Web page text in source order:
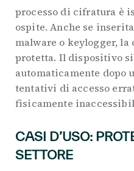
processo di cifratura è
ospite. Anche se
malware o keylogger,
protetta. Il dispositivo
automaticamente dopo
tentativi di accesso
fisicamente
CASI D’USO:
SETTORE